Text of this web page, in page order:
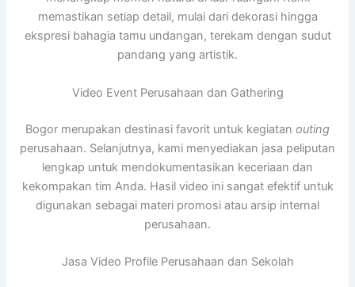
memastikan setiap detail, mulai dari dekorasi hingga
ekspresi bahagia tamu undangan, terekam dengan sudut
pandang yang artistik.
Video Event Perusahaan dan Gathering
Bogor merupakan destinasi favorit untuk kegiatan outing
perusahaan. Selanjutnya, kami menyediakan jasa peliputan
lengkap untuk mendokumentasikan keceriaan dan
kekompakan tim Anda. Hasil video ini sangat efektif untuk
digunakan sebagai materi promosi atau arsip internal
perusahaan.
Jasa Video Profile Perusahaan dan Sekolah